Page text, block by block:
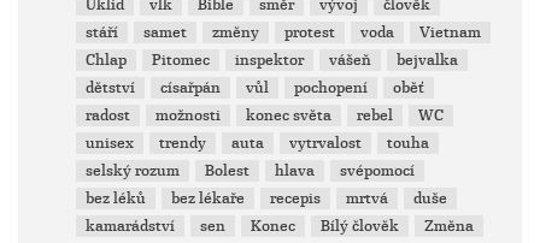
Úklid
vlk Bible směr vývoj
člověk
stáří
samet změny protest voda
Vietnam
Chlap
Pitomec inspektor vášeň
bejvalka
dětství
císařpán vůl pochopení
oběť
radost
možnosti konec světa rebel
WC
unisex
trendy auta vytrvalost
touha
selský rozum
Bolest hlava
svépomocí
bez léků
bez lékaře recepis mrtvá
duše
kamarádství
sen Konec Bílý člověk
Změna